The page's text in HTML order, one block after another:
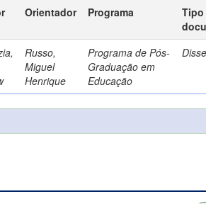
Orientador Programa
Tipo
Russo,
Miguel
Henrique
Programa de Pós-
Graduação em
Educação